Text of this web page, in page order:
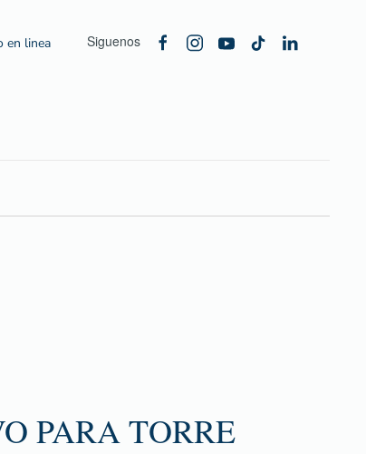
en linea Siguenos
PARA TORRE